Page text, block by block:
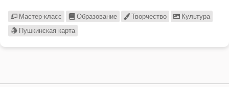
Мастер-класс Образование Творчество
Культура
Пушкинская карта